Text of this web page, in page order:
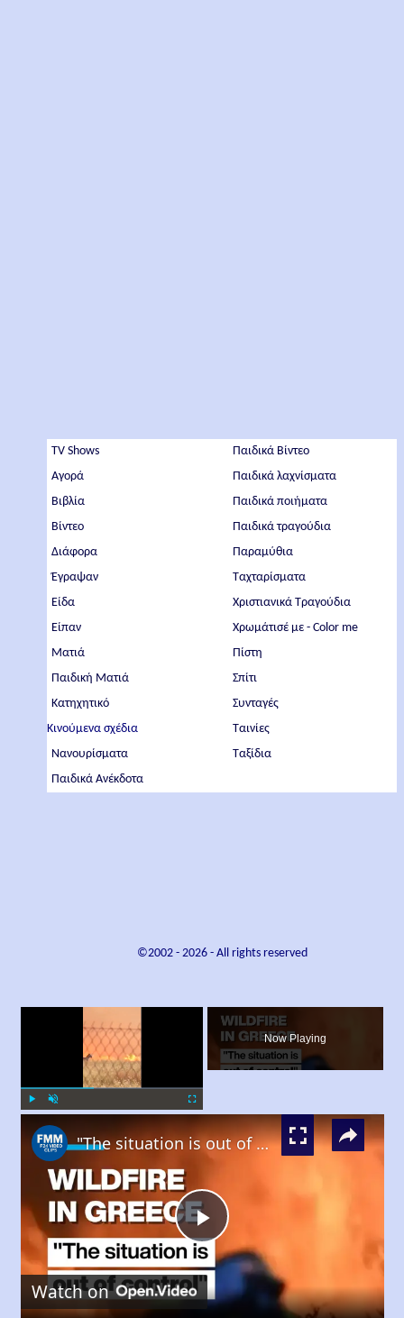
TV Shows
Αγορά
Βιβλία
Βίντεο
Διάφορα
Έγραψαν
Είδα
Είπαν
Ματιά
Παιδική Ματιά
Κατηχητικό
Κινούμενα σχέδια
Νανουρίσματα
Παιδικά Ανέκδοτα
Παιδικά Βίντεο
Παιδικά λαχνίσματα
Παιδικά ποιήματα
Παιδικά τραγούδια
Παραμύθια
Ταχταρίσματα
Χριστιανικά Τραγούδια
Χρωμάτισέ με - Color me
Πίστη
Σπίτι
Συνταγές
Ταινίες
Ταξίδια
©2002 - 2026- All rights reserved
Now Playing
×
Play
Video
"The situation is out of control": Greek firefighters battle wildfire for fourth day
Watch on